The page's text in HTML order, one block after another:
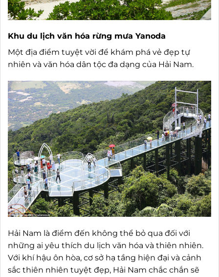
Khu du lịch văn hóa rừng mưa Yanoda
Một địa điểm tuyệt vời để khám phá vẻ đẹp tự
nhiên và văn hóa dân tộc đa dạng của Hải Nam.
Hải Nam là điểm đến không thể bỏ qua đối với
những ai yêu thích du lịch văn hóa và thiên nhiên.
Với khí hậu ôn hòa, cơ sở hạ tầng hiện đại và cảnh
sắc thiên nhiên tuyệt đẹp, Hải Nam chắc chắn sẽ